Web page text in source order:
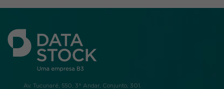
Av. Tucunaré, 550, 3° Andar, Conjunto, 301.